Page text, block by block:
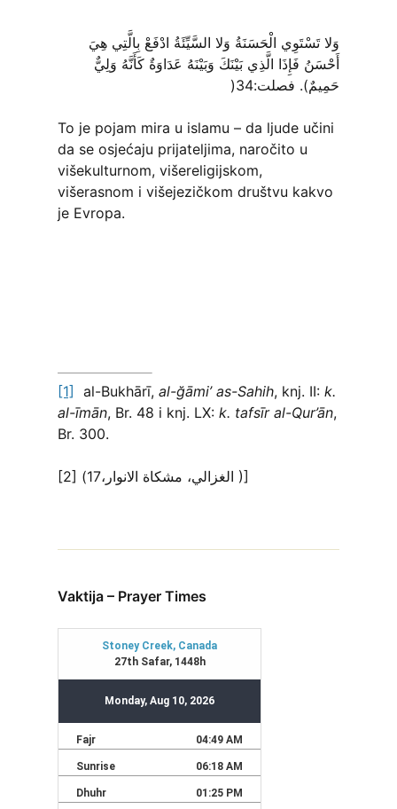
وَلا تَسْتَوِي الْحَسَنَةُ وَلا السَّيِّئَةُ ادْفَعْ بِالَّتِي هِيَ
أَحْسَنُ فَإِذَا الَّذِي بَيْنَكَ وَبَيْنَهُ عَدَاوَةٌ كَأَنَّهُ وَلِيٌّ
حَمِيمٌ). فصلت:34(
To je pojam mira u islamu – da ljude učini
da se osjećaju prijateljima, naročito u
višekulturnom, višereligijskom,
višerasnom i višejezičkom društvu kakvo
je Evropa.
[1] al-Bukhārī, al-ğāmi’ as-Sahih, knj. II: k.
al-īmān, Br. 48 i knj. LX: k. tafsīr al-Qur’ān,
Br. 300.
[2] (الغزالي، مشكاة الانوار،17 )]
Vaktija – Prayer Times